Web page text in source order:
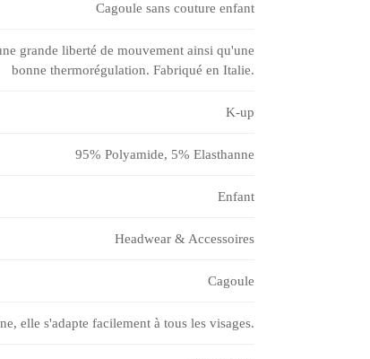
Cagoule sans couture enfant
grande liberté de mouvement ainsi qu'une
bonne thermorégulation. Fabriqué en Italie.
K-up
95% Polyamide, 5% Elasthanne
Enfant
Headwear & Accessoires
Cagoule
elle s'adapte facilement à tous les visages.